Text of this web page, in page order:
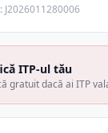
J2026011280006
ITP-ul tău
gratuit dacă ai ITP